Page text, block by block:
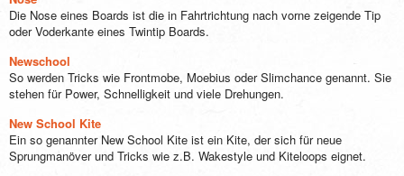
Die Nose eines Boards ist die in Fahrtrichtung nach vorne zeigende Tip
oder Voderkante eines Twintip Boards.
Newschool
So werden Tricks wie Frontmobe, Moebius oder Slimchance genannt. Sie
stehen für Power, Schnelligkeit und viele Drehungen.
New School Kite
Ein so genannter New School Kite ist ein Kite, der sich für neue
Sprungmanöver und Tricks wie z.B. Wakestyle und Kiteloops eignet.